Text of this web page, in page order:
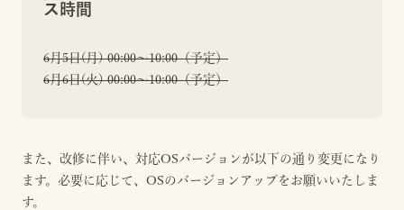
ス時間
6月5日(月) 00:00〜10:00（予定）
6月6日(火) 00:00〜10:00（予定）
また、改修に伴い、対応OSバージョンが以下の通り変更になり
ます。必要に応じて、OSのバージョンアップをお願いいたしま
す。